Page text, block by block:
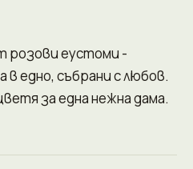
розови еустоми -
едно, събрани с любов.
за една нежна дама.